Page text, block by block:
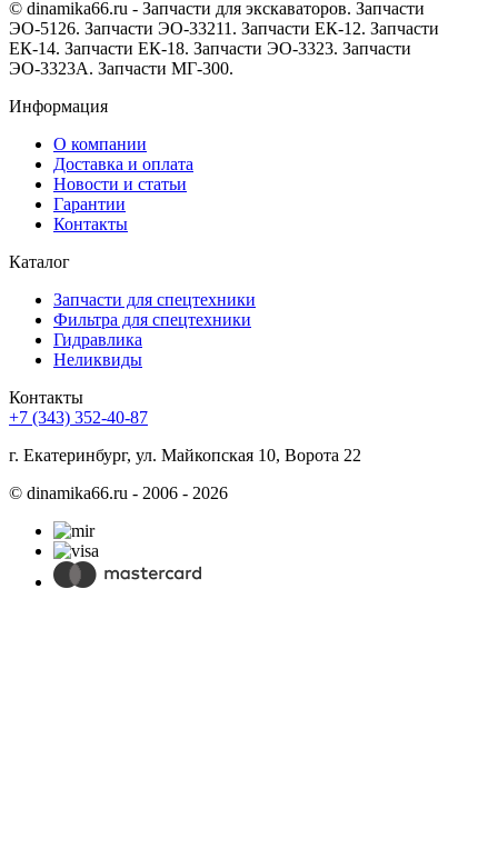
© dinamika66.ru - Запчасти для экскаваторов. Запчасти
ЭО-5126. Запчасти ЭО-33211. Запчасти ЕК-12. Запчасти
ЕК-14. Запчасти ЕК-18. Запчасти ЭО-3323. Запчасти
ЭО-3323А. Запчасти МГ-300.
Информация
О компании
Доставка и оплата
Новости и статьи
Гарантии
Контакты
Каталог
Запчасти для спецтехники
Фильтра для спецтехники
Гидравлика
Неликвиды
Контакты
+7 (343) 352-40-87
г. Екатеринбург, ул. Майкопская 10, Ворота 22
© dinamika66.ru - 2006 - 2026